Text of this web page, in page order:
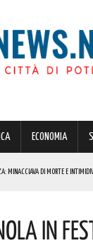
ECONOMIA
MINACCIAVA DI MORTE E
BORGHI: LA RICETTA DI
In